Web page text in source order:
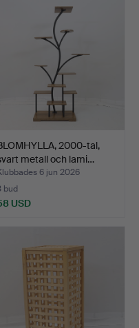
2000-tal,
metall och lami…
6 jun 2026
bud
USD